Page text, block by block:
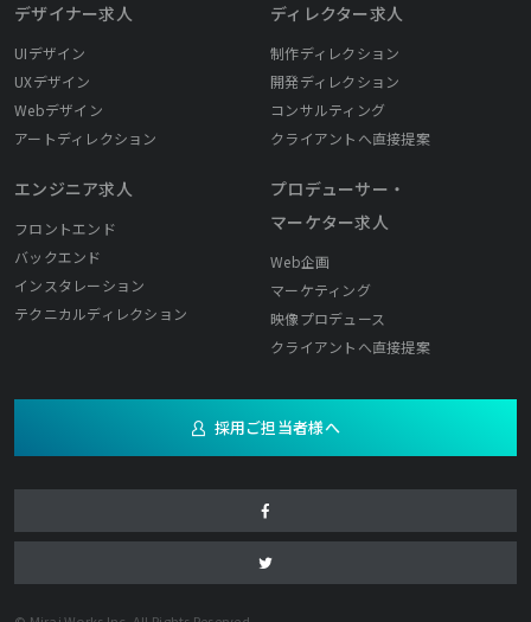
デザイナー求人
UIデザイン
UXデザイン
Webデザイン
アートディレクション
エンジニア求人
フロントエンド
バックエンド
インスタレーション
テクニカルディレクション
ディレクター求人
制作ディレクション
開発ディレクション
コンサルティング
クライアントへ直接提案
プロデューサー・
マーケター求人
Web企画
マーケティング
映像プロデュース
クライアントへ直接提案
採用ご担当者様へ